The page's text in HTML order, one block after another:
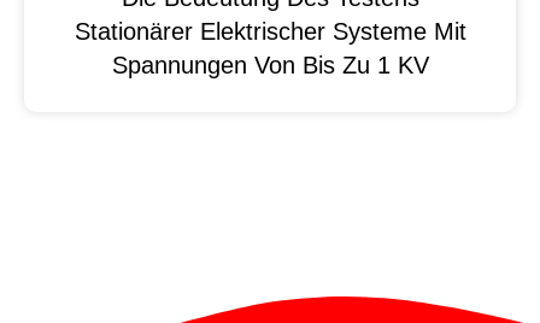
Stationärer Elektrischer Systeme Mit
Spannungen Von Bis Zu 1 KV